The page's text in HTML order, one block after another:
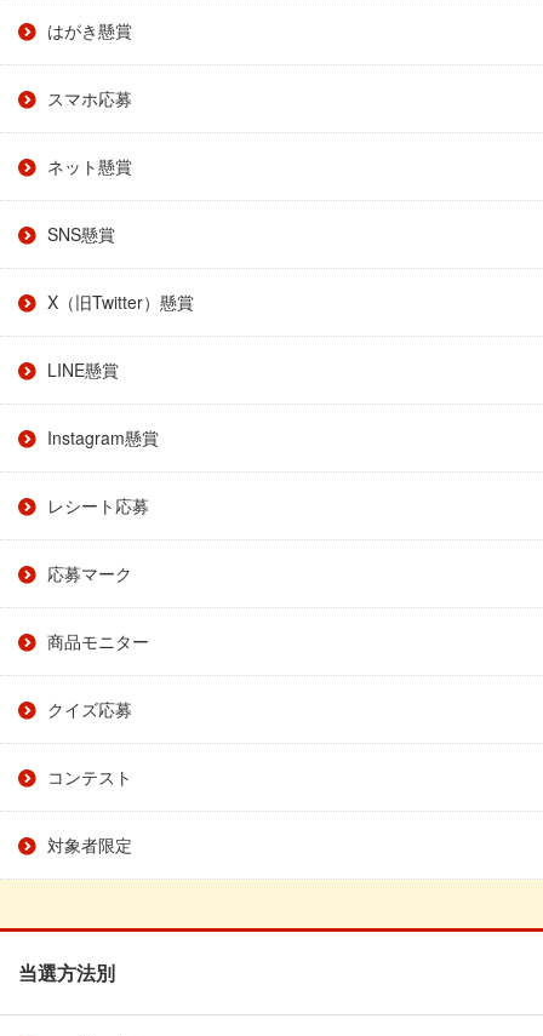
はがき懸賞
スマホ応募
ネット懸賞
SNS懸賞
X（旧Twitter）懸賞
LINE懸賞
Instagram懸賞
レシート応募
応募マーク
商品モニター
クイズ応募
コンテスト
対象者限定
当選方法別